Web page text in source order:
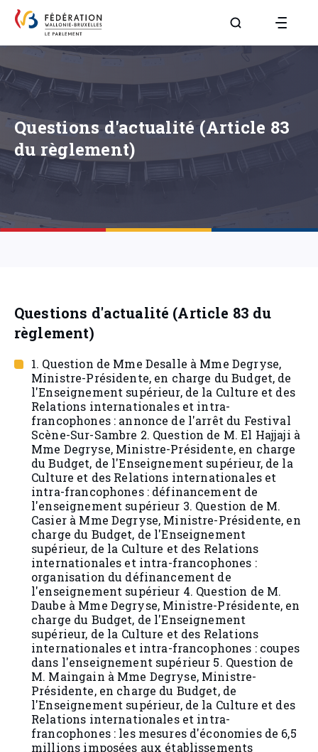
Aller à la page
Questions d'actualité (Article 83
du règlement)
Questions d'actualité (Article 83 du
règlement)
1. Question de Mme Desalle à Mme Degryse,
Ministre-Présidente, en charge du Budget, de
l'Enseignement supérieur, de la Culture et des
Relations internationales et intra-
francophones : annonce de l'arrêt du Festival
Scène-Sur-Sambre 2. Question de M. El Hajjaji à
Mme Degryse, Ministre-Présidente, en charge
du Budget, de l'Enseignement supérieur, de la
Culture et des Relations internationales et
intra-francophones : définancement de
l'enseignement supérieur 3. Question de M.
Casier à Mme Degryse, Ministre-Présidente, en
charge du Budget, de l'Enseignement
supérieur, de la Culture et des Relations
internationales et intra-francophones :
organisation du définancement de
l'enseignement supérieur 4. Question de M.
Daube à Mme Degryse, Ministre-Présidente, en
charge du Budget, de l'Enseignement
supérieur, de la Culture et des Relations
internationales et intra-francophones : coupes
dans l'enseignement supérieur 5. Question de
M. Maingain à Mme Degryse, Ministre-
Présidente, en charge du Budget, de
l'Enseignement supérieur, de la Culture et des
Relations internationales et intra-
francophones : les mesures d'économies de 6,5
millions imposées aux établissements